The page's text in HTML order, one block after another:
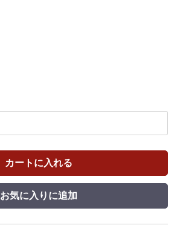
カートに入れる
お気に入りに追加